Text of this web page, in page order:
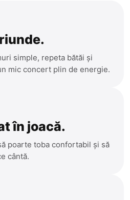
simple, repeta bătăi și
mic concert plin de energie.
în joacă.
poarte toba confortabil și să
cântă.